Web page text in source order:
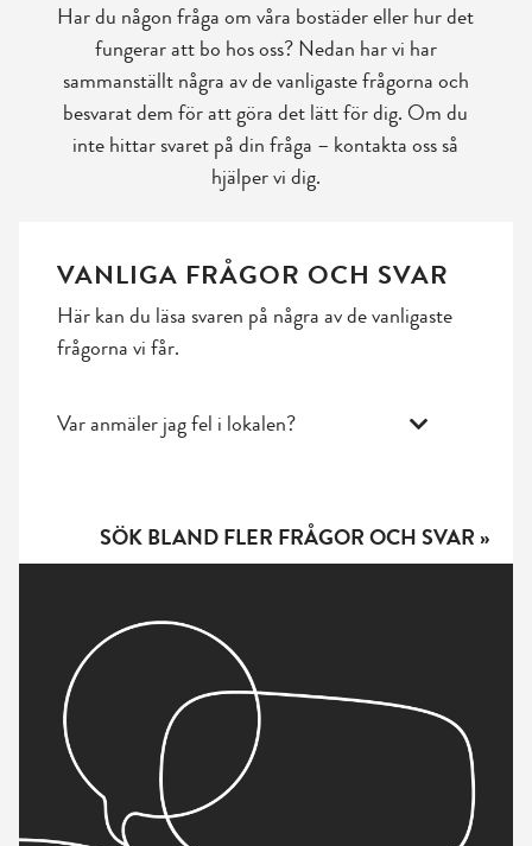
Har du någon fråga om våra bostäder eller hur det
fungerar att bo hos oss? Nedan har vi har
sammanställt några av de vanligaste frågorna och
besvarat dem för att göra det lätt för dig. Om du
inte hittar svaret på din fråga – kontakta oss så
hjälper vi dig.
VANLIGA FRÅGOR OCH SVAR
Här kan du läsa svaren på några av de vanligaste
frågorna vi får.
Var anmäler jag fel i lokalen?
SÖK BLAND FLER FRÅGOR OCH SVAR